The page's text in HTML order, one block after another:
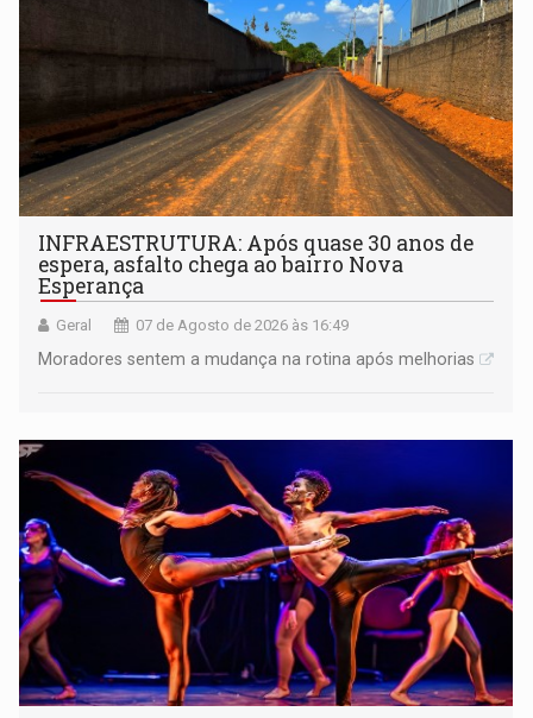
INFRAESTRUTURA: Após quase 30 anos de
espera, asfalto chega ao bairro Nova
Esperança
Geral 07 de Agosto de 2026 às 16:49
Moradores sentem a mudança na rotina após melhorias